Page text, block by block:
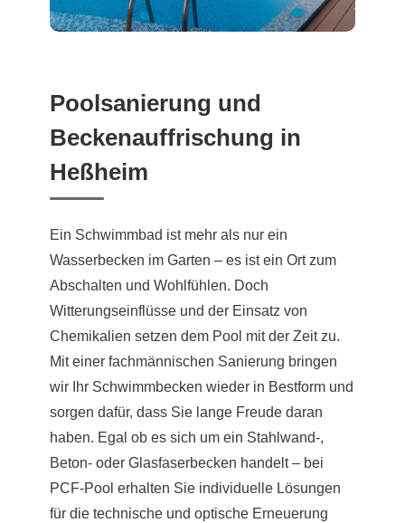
Poolsanierung und
Beckenauffrischung in
Heßheim
Ein Schwimmbad ist mehr als nur ein
Wasserbecken im Garten – es ist ein Ort zum
Abschalten und Wohlfühlen. Doch
Witterungseinflüsse und der Einsatz von
Chemikalien setzen dem Pool mit der Zeit zu.
Mit einer fachmännischen Sanierung bringen
wir Ihr Schwimmbecken wieder in Bestform und
sorgen dafür, dass Sie lange Freude daran
haben. Egal ob es sich um ein Stahlwand-,
Beton- oder Glasfaserbecken handelt – bei
PCF-Pool erhalten Sie individuelle Lösungen
für die technische und optische Erneuerung